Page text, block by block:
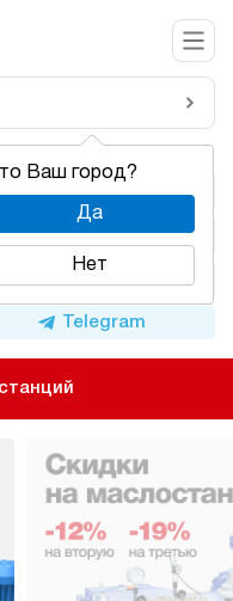
Ваш город?
Да
Нет
62
доб 222
Telegram